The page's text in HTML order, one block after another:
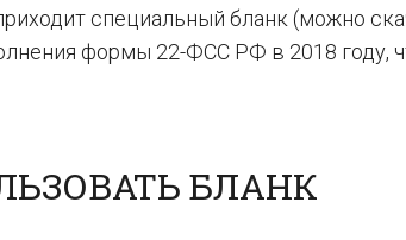
специальный бланк (можно
формы 22-ФСС РФ в 2018 году,
БЛАНК